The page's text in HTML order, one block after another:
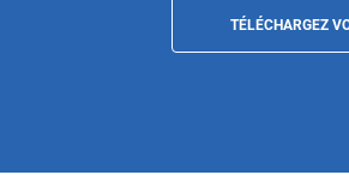
TÉLÉCHARGEZ